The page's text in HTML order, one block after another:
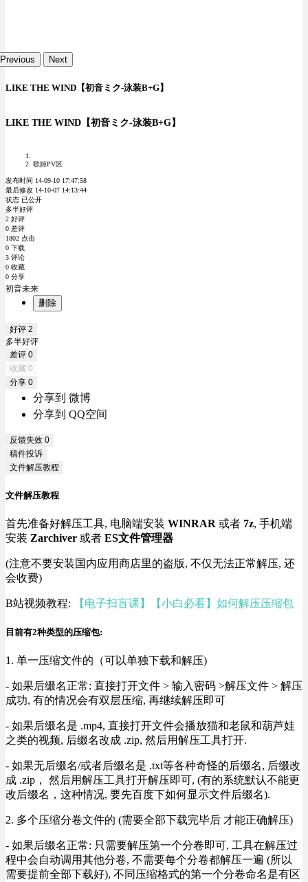
Previous Next
LIKE THE WIND【初音ミク-泳装B+G】
LIKE THE WIND【初音ミク-泳装B+G】
歌姬PV区
发布时间 14-09-10 17:47:58
最后修改 14-10-07 14:13:44
状态 已公开
多半好评
2 好评
0 差评
1802 点击
0 下载
3 评论
0 收藏
0 分享
初音未来
删除
好评 2
多半好评
差评 0
收藏 0
分享 0
分享到 微博
分享到 QQ空间
反馈失效 0
稿件投诉
文件解压教程
文件解压教程
首先准备好解压工具, 电脑端安装 WINRAR 或者 7z, 手机端
安装 Zarchiver 或者 ES文件管理器
(注意不要安装国内应用商店里的盗版, 不仅无法正常解压, 还
会收费)
B站视频教程: 【电子扫盲课】【小白必看】如何解压压缩包
目前有2种类型的压缩包:
1. 单一压缩文件的（可以单独下载和解压)
- 如果后缀名正常: 直接打开文件 > 输入密码 >解压文件 > 解压
成功, 有的情况会有双层压缩, 再继续解压即可
- 如果后缀名是 .mp4, 直接打开文件会播放猫和老鼠和葫芦娃
之类的视频, 后缀名改成 .zip, 然后用解压工具打开.
- 如果无后缀名/或者后缀名是 .txt等各种奇怪的后缀名, 后缀改
成 .zip， 然后用解压工具打开解压即可, (有的系统默认不能更
改后缀名，这种情况, 要先百度下如何显示文件后缀名).
2. 多个压缩分卷文件的 (需要全部下载完毕后 才能正确解压)
- 如果后缀名正常: 只需要解压第一个分卷即可, 工具在解压过
程中会自动调用其他分卷, 不需要每个分卷都解压一遍 (所以
需要提前全部下载好), 不同压缩格式的第一个分卷命名是有区